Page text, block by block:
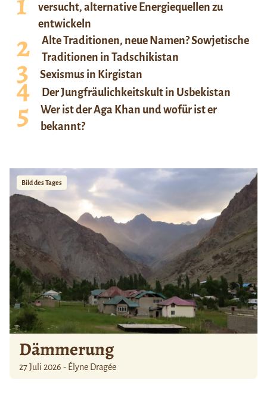
versucht, alternative Energiequellen zu
entwickeln
Alte Traditionen, neue Namen? Sowjetische
Traditionen in Tadschikistan
Sexismus in Kirgistan
Der Jungfräulichkeitskult in Usbekistan
Wer ist der Aga Khan und wofür ist er
bekannt?
Bild des Tages
Dämmerung
27 Juli 2026 - Élyne Dragée